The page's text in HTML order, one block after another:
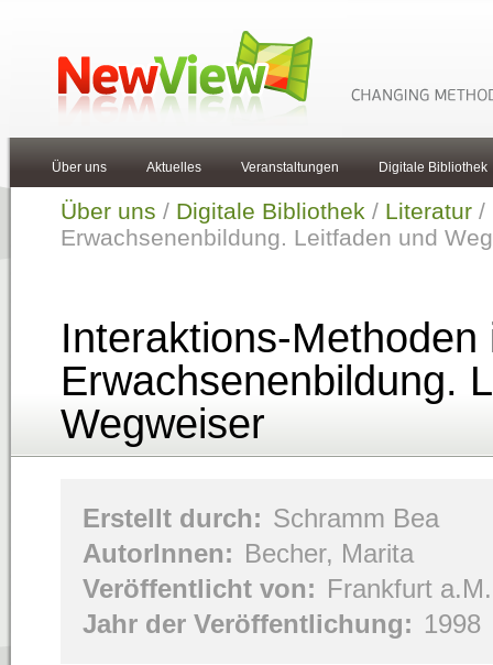
Über uns Aktuelles Veranstaltungen Digitale Bibliothek
Über uns / Digitale Bibliothek / Literatur /
Erwachsenenbildung. Leitfaden und
Interaktions-Methoden
Erwachsenenbildung.
Wegweiser
Erstellt durch: Schramm Bea
AutorInnen: Becher, Marita
Veröffentlicht von: Frankfurt
Jahr der Veröffentlichung: 1998